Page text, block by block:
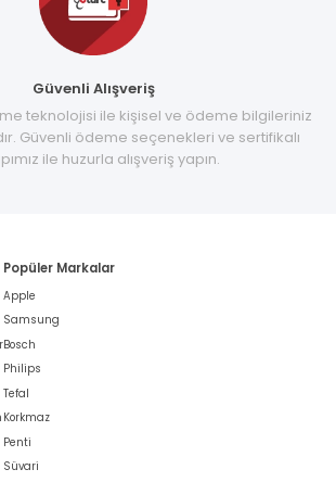
Güvenli Alışveriş
teknolojisi ile kişisel ve ödeme bilgileriniz
Güvenli ödeme seçenekleri ve sertifikalı
ile huzurla alışveriş yapın.
Popüler Markalar
Apple
Samsung
Bosch
Philips
Tefal
Korkmaz
Penti
Süvari